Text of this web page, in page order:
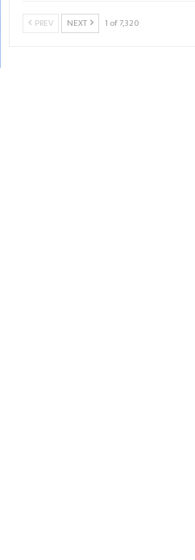
PREV NEXT 1 of 7,320